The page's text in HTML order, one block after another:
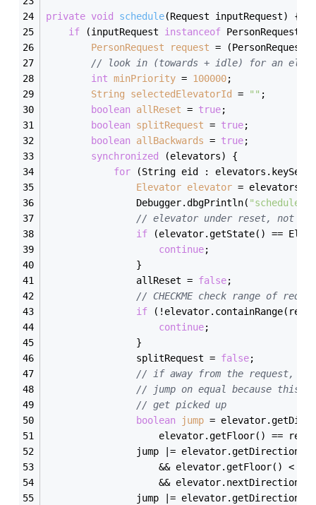
private void schedule(Request inputRequest)
{
if (inputRequest instanceof PersonRequest)
PersonRequest
request =
// look in (towards + idle) for an
int minPriority = 100000;
String
selectedElevatorId = "" ;
boolean allReset = true;
boolean splitRequest = true;
boolean allBackwards = true;
synchronized
(elevators) {
for (String eid :
Elevator elevator =
                Debugger.dbgPrintln(
"schedule
// elevator under reset, not
if (elevator.getState() ==
continue;
                }
                allReset =
false;
// CHECKME check range of
if
continue;
                }
                splitRequest =
false;
// if away from the request,
// jump on equal because this
// get picked up
boolean
jump =
elevator.getFloor() ==
jump |=
&& elevator.getFloor() <
&& elevator.nextDirection()
jump |=